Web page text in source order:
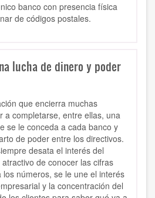
banco con presencia física
de códigos postales.
lucha de dinero y poder
que encierra muchas
a completarse, entre ellas, una
se le conceda a cada banco y
de poder entre los directivos.
desata el interés del
de conocer las cifras
números, se le une el interés
y la concentración del